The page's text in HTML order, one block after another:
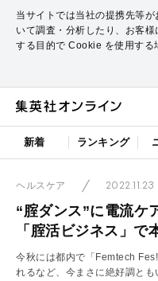
当サイトでは当社の提携先等
いて調査・分析したり、お客
する目的で Cookie を使用する
新着 ランキング
ヘルスケア 2022.11.23
“腟ダンス”に電流
「腟活ビジネス」で
今秋には都内で「Femtech
れるなど、今まさに絶好調と